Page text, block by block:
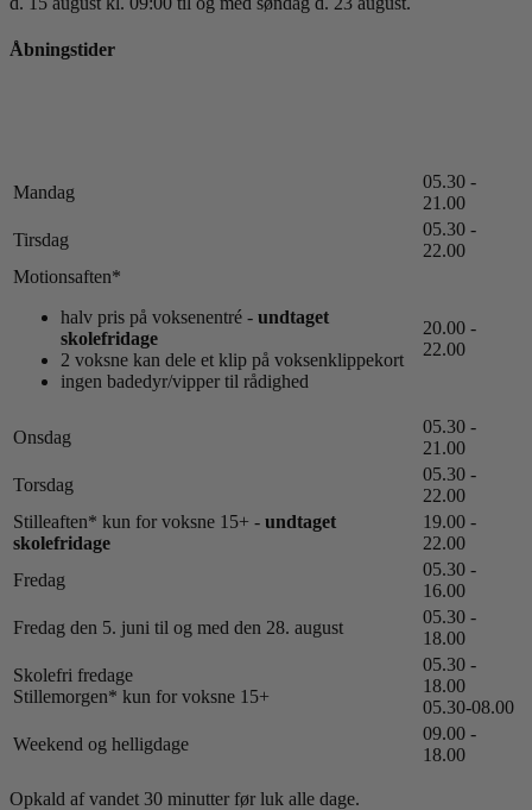
Åbningstider
Mandag
05.30 -
21.00
Tirsdag
05.30 -
22.00
Motionsaften*
halv pris på voksenentré - undtaget
skolefridage
2 voksne kan dele et klip på voksenklippekort
ingen badedyr/vipper til rådighed
20.00 -
22.00
Onsdag
05.30 -
21.00
Torsdag
05.30 -
22.00
Stilleaften* kun for voksne 15+ - undtaget
skolefridage
19.00 -
22.00
Fredag
05.30 -
16.00
Fredag den 5. juni til og med den 28. august
05.30 -
18.00
Skolefri fredage
Stillemorgen* kun for voksne 15+
05.30 -
18.00
05.30-08.00
Weekend og helligdage
09.00 -
18.00
Opkald af vandet 30 minutter før luk alle dage.